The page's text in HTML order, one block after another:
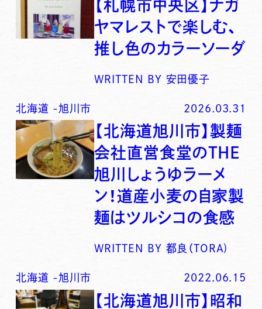
【札幌市中央区】ナガ
ヤマレストで楽しむ、
推し色のカラーソーダ
WRITTEN BY 安田優子
北海道 -旭川市 2026.03.31
【北海道旭川市】製麺
会社直営食堂のTHE
旭川しょうゆラーメ
ン！道産小麦の自家製
麺はツルシコの食感
WRITTEN BY 都良（TORA)
北海道 -旭川市 2022.06.15
【北海道旭川市】昭和